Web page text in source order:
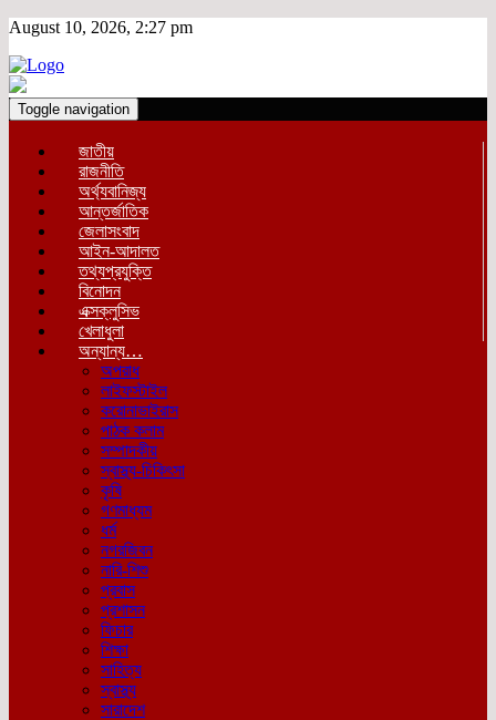
August 10, 2026, 2:27 pm
Toggle navigation
জাতীয়
রাজনীতি
অর্থ্যবানিজ্য
আন্তর্জাতিক
জেলাসংবাদ
আইন-আদালত
তথ্যপ্রযুক্তি
বিনোদন
এক্সক্লুসিভ
খেলাধুলা
অন্যান্য…
অপরাধ
লাইফস্টাইল
করোনাভাইরাস
পাঠক কলাম
সম্পাদকীয়
স্বাস্থ্য-চিকিৎসা
কৃষি
গণমাধ্যম
ধর্ম
নগরজিবন
নারি-শিশু
প্রবাস
প্রশাসন
ফিচার
শিক্ষা
সাহিত্য
স্বাস্থ্য
সারাদেশ